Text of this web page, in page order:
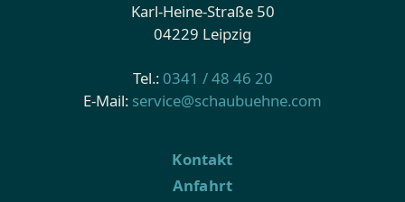
Karl-Heine-Straße 50
04229 Leipzig
Tel.: 0341 / 48 46 20
E-Mail: service@schaubuehne.com
Kontakt
Anfahrt